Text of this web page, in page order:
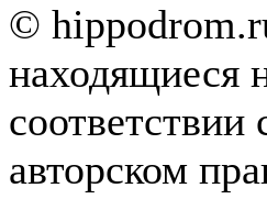
©
находящиеся
авторском